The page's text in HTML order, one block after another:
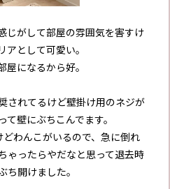
じがして部屋の雰囲気を害すけ
として可愛い。
になるから好。
されてるけど壁掛け用のネジが
壁にぶちこんでます。
わんこがいるので、急に倒れ
ゃったらやだなと思って退去時
ち開けました。